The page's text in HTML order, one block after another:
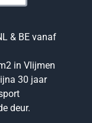
& BE vanaf
in Vlijmen
30 jaar
deur.